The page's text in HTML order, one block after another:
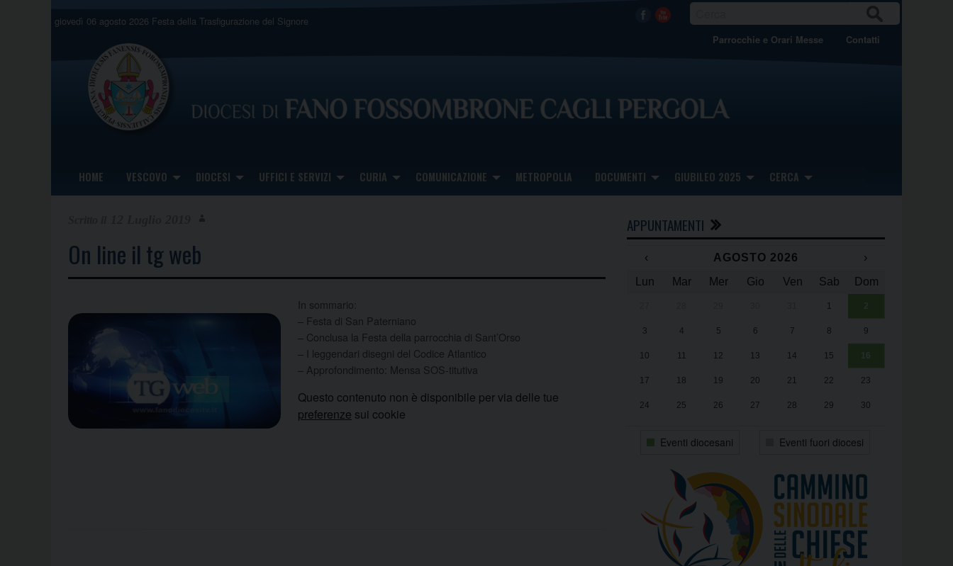
giovedì 06 agosto 2026 Festa della Trasfigurazione del Signore Facebook
Youtube CA
Parrocchie e Orari Messe Contatti
HOME VESCOVO DIOCESI UFFICI E SERVIZI CURIA COMUNICAZIONE METROPOLIA DOCUMENTI GIUBILEO 2025 CERCA
On line il tg web
In sommario:
– Festa di San Paterniano
– Conclusa la Festa della parrocchia di Sant’Orso
– I leggendari disegni del Codice Atlantico
– Approfondimento: Mensa SOS-titutiva
Questo contenuto non è disponibile per via delle tue
preferenze sui cookie
APPUNTAMENTI
‹ AGOSTO 2026
›
Lun
Mar Mer Gio Ven Sab Dom
1 2
3 4 5 6 7 8 9
10 11 12 13 14 15 16
17 18 19 20 21 22 23
24 25 26 27 28 29 30
Eventi diocesani Eventi fuori diocesi